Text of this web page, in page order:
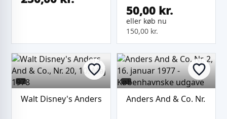
Bladet har en
originalforside med
Donald Duck motiv og
50,00 kr.
eller køb nu
150,00 kr.
Walt Disney's Anders And & Co., Nr. 20, 10. Maj 1978
Anders And & Co. Nr. 2,